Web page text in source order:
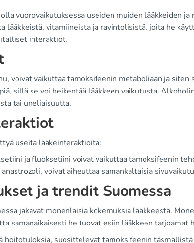
vuorovaikutuksessa useiden muiden lääkkeiden
lääkkeistä, vitamiineista ja ravintolisistä, joita he
interaktiot.
voivat vaikuttaa tamoksifeenin metaboliaan ja siten
sillä se voi heikentää lääkkeen vaikutusta.
tai uneliaisuutta.
useita lääkeinteraktioita:
ja fluoksetiini voivat vaikuttaa tamoksifeenin
voivat aiheuttaa samankaltaisia
ja trendit Suomessa
jakavat monenlaisia kokemuksia lääkkeestä.
samanaikaisesti he tuovat esiin lääkkeen tarjoamat
hoitotuloksia, suosittelevat tamoksifeenin täsmällistä